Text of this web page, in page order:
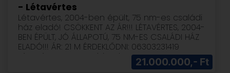
- Létavértes
Létavértes, 2004-ben épült, 75 nm-es családi
ház eladó! CSÖKKENT AZ ÁR!!! LÉTAVÉRTES, 2004-
BEN ÉPÜLT, JÓ ÁLLAPOTÚ, 75 NM-ES CSALÁDI HÁZ
ELADÓ!!! ÁR: 21 M ÉRDEKLŐDNI: 06303231419
Létavértesen, Konyári, Halom utca
találkozásában, sarok telekre, 2004-ben épült
21.000.000,- Ft